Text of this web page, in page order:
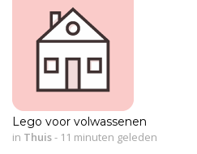
Lego voor volwassenen
in Thuis- 11 minuten geleden